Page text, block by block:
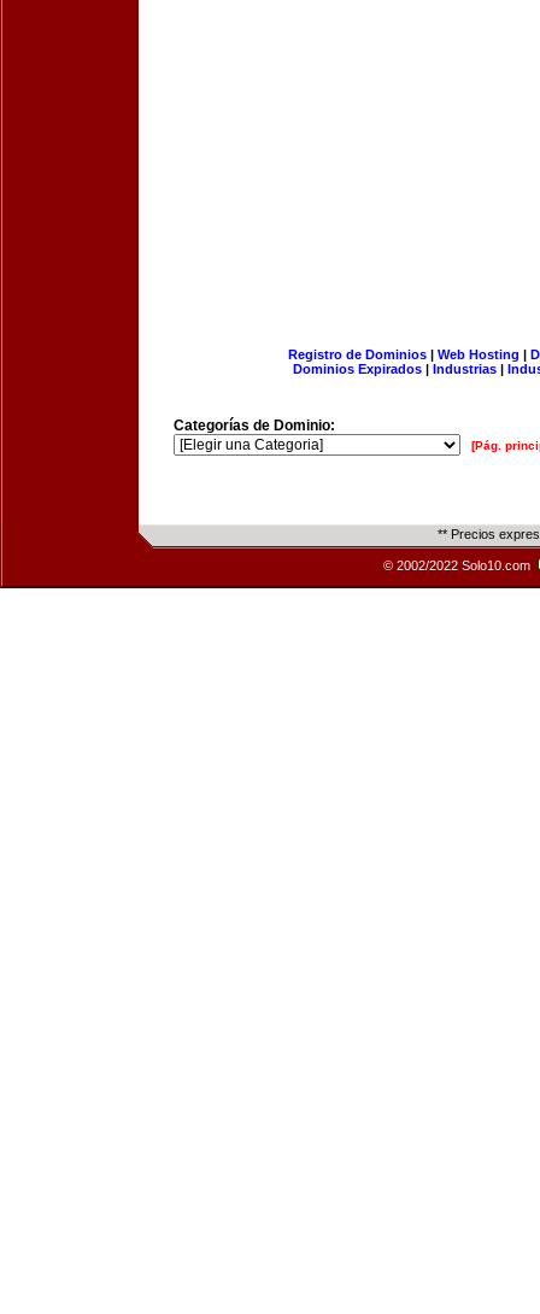
Registro de Dominios| Web Hosting |
Dominios Expirados | Industrias |
Categorías de Dominio:
[Pág.
** Precios
© 2002/2022 Solo10.com